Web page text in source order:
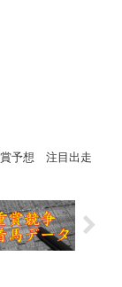
予想 注目出走